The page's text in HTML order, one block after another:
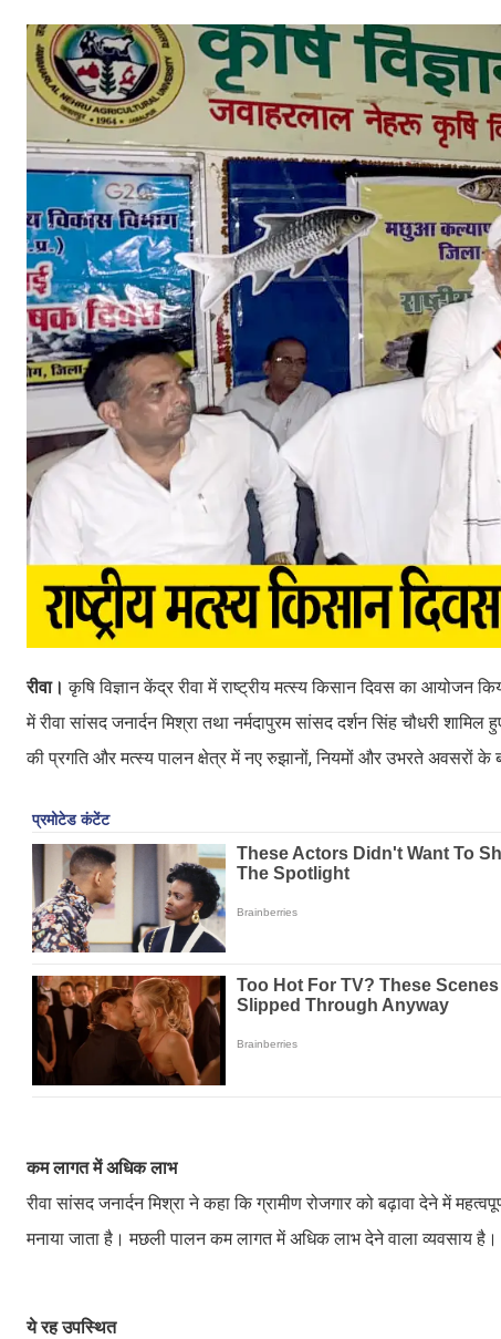
रीवा।कृषि विज्ञान केंद्र रीवा में राष्ट्रीय मत्स्य किसान दिवस का
में रीवा सांसद जनार्दन मिश्रा तथा नर्मदापुरम सांसद दर्शन सिंह चौधरी
की प्रगति और मत्स्य पालन क्षेत्र में नए रुझानों, नियमों और उभरते अवसरों के
कम लागत में अधिक लाभ
रीवा सांसद जनार्दन मिश्रा ने कहा कि ग्रामीण रोजगार को बढ़ावा देने में
मनाया जाता है। मछली पालन कम लागत में अधिक लाभ देने वाला व्यवसाय है।
ये रह उपस्थित